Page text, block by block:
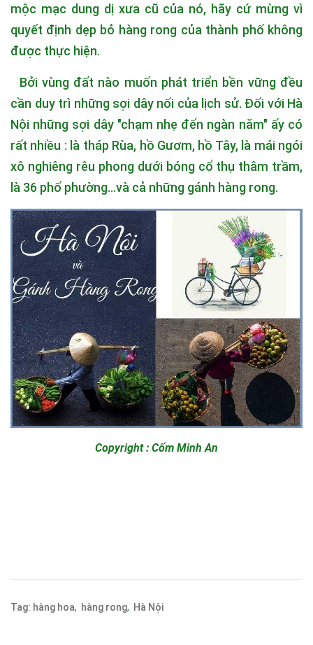
mộc mạc dung dị xưa cũ của nó, hãy cứ mừng vì
quyết định dẹp bỏ hàng rong của thành phố không
được thực hiện.
Bởi vùng đất nào muốn phát triển bền vững đều
cần duy trì những sợi dây nối của lịch sử. Đối với Hà
Nội những sợi dây "chạm nhẹ đến ngàn năm" ấy có
rất nhiều : là tháp Rùa, hồ Gươm, hồ Tây, là mái ngói
xô nghiêng rêu phong dưới bóng cổ thụ thâm trầm,
là 36 phố phường...và cả những gánh hàng rong.
Copyright : Cốm Minh An
Tag: hàng hoa, hàng rong, Hà Nội